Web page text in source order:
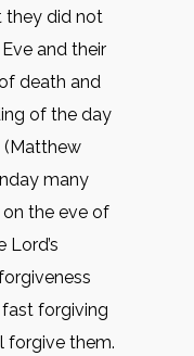
they did not
and their
death and
of the day
(Matthew
many
on the eve of
Lord’s
forgiving
forgive them.